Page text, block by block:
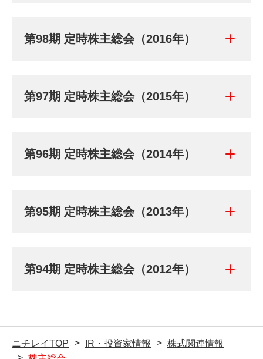
第98期 定時株主総会（2016年）
第97期 定時株主総会（2015年）
第96期 定時株主総会（2014年）
第95期 定時株主総会（2013年）
第94期 定時株主総会（2012年）
ニチレイTOP IR・投資家情報
株式関連情報